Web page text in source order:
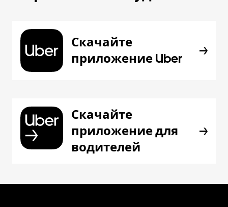
Скачайте
приложение Uber
Скачайте
приложение для
водителей